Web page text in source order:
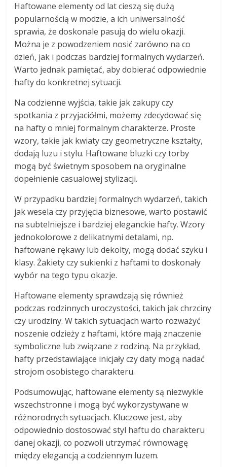
Haftowane elementy od lat cieszą się dużą
popularnością w modzie, a ich uniwersalność
sprawia, że doskonale pasują do wielu okazji.
Można je z powodzeniem nosić zarówno na co
dzień, jak i podczas bardziej formalnych wydarzeń.
Warto jednak pamiętać, aby dobierać odpowiednie
hafty do konkretnej sytuacji.
Na codzienne wyjścia, takie jak zakupy czy
spotkania z przyjaciółmi, możemy zdecydować się
na hafty o mniej formalnym charakterze. Proste
wzory, takie jak kwiaty czy geometryczne kształty,
dodają luzu i stylu. Haftowane bluzki czy torby
mogą być świetnym sposobem na oryginalne
dopełnienie casualowej stylizacji.
W przypadku bardziej formalnych wydarzeń, takich
jak wesela czy przyjęcia biznesowe, warto postawić
na subtelniejsze i bardziej eleganckie hafty. Wzory
jednokolorowe z delikatnymi detalami, np.
haftowane rękawy lub dekolty, mogą dodać szyku i
klasy. Żakiety czy sukienki z haftami to doskonały
wybór na tego typu okazje.
Haftowane elementy sprawdzają się również
podczas rodzinnych uroczystości, takich jak chrzciny
czy urodziny. W takich sytuacjach warto rozważyć
noszenie odzieży z haftami, które mają znaczenie
symboliczne lub związane z rodziną. Na przykład,
hafty przedstawiające inicjały czy daty mogą nadać
strojom osobistego charakteru.
Podsumowując, haftowane elementy są niezwykle
wszechstronne i mogą być wykorzystywane w
różnorodnych sytuacjach. Kluczowe jest, aby
odpowiednio dostosować styl haftu do charakteru
danej okazji, co pozwoli utrzymać równowagę
między elegancją a codziennym luzem.